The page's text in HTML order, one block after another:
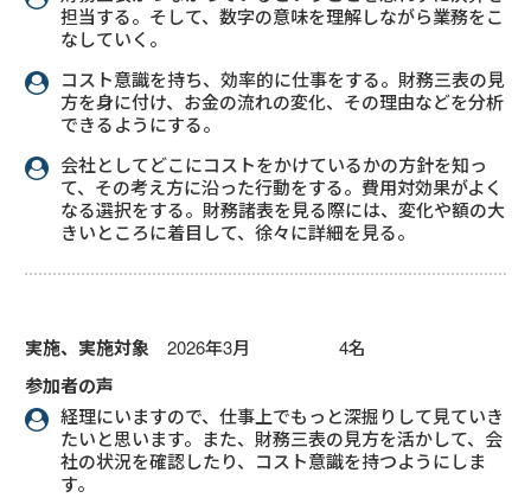
担当する。そして、数字の意味を理解しながら業務をこ
なしていく。
コスト意識を持ち、効率的に仕事をする。財務三表の見
方を身に付け、お金の流れの変化、その理由などを分析
できるようにする。
会社としてどこにコストをかけているかの方針を知っ
て、その考え方に沿った行動をする。費用対効果がよく
なる選択をする。財務諸表を見る際には、変化や額の大
きいところに着目して、徐々に詳細を見る。
実施、実施対象 2026年3月 4名
参加者の声
経理にいますので、仕事上でもっと深掘りして見ていき
たいと思います。また、財務三表の見方を活かして、会
社の状況を確認したり、コスト意識を持つようにしま
す。